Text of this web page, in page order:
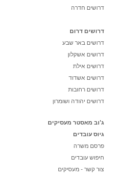
דרושים חדרה
דרושים דרום
דרושים באר שבע
דרושים אשקלון
דרושים אילת
דרושים אשדוד
דרושים רחובות
דרושים יהודה ושומרון
ג'וב מאסטר מעסיקים
גיוס עובדים
פרסם משרה
חיפוש עובדים
צור קשר - מעסיקים